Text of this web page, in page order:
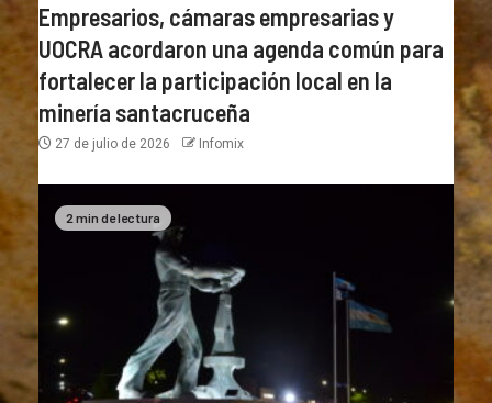
Empresarios, cámaras empresarias y
UOCRA acordaron una agenda común para
fortalecer la participación local en la
minería santacruceña
27 de julio de 2026 Infomix
2 min de lectura